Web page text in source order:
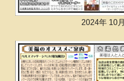
2024年 10月